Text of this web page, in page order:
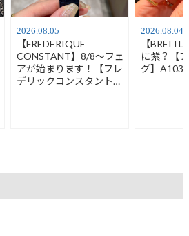
2026.08.05
【FREDERIQUE
CONSTANT】8/8～フェ
アが始まります！【フレ
デリックコンスタント】
2026.08.04
【
に紫？【
グ】